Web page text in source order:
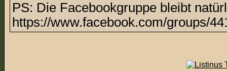
PS: Die Facebookgruppe bleibt
https://www.facebook.com/groups/